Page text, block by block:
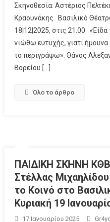
Σκηνοθεσία: Αστέριος
Κραουνάκης Βασιλικό
18|12|2025, στις 21.00
νιώθω ευτυχής, γιατί
το περιγράψω». Θάνος
Βορείου […]
Όλο το άρθρο
ΠΑΙΔΙΚΗ ΣΚΗΝΗ
Στέλλας
το Κοινό στο
Κυριακή 19
17 Ιανουαρίου 2025